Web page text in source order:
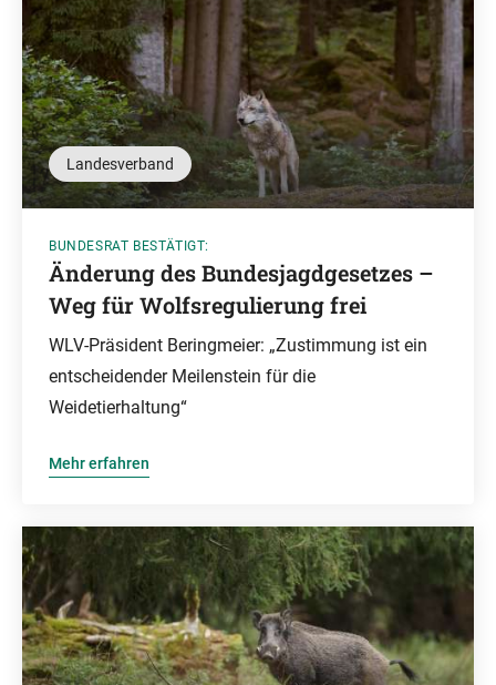
Landesverband
BUNDESRAT BESTÄTIGT:
Änderung des Bundesjagdgesetzes –
Weg für Wolfsregulierung frei
WLV-Präsident Beringmeier: „Zustimmung ist ein
entscheidender Meilenstein für die
Weidetierhaltung“
Mehr erfahren